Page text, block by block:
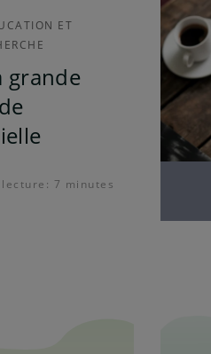
ET
grande
lecture: 7 minutes